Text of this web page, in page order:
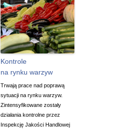
Kontrole
na rynku warzyw
Trwają prace nad poprawą
sytuacji na rynku warzyw.
Zintensyfikowane zostały
działania kontrolne przez
Inspekcję Jakości Handlowej